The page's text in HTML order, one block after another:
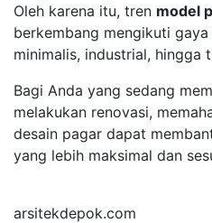
Oleh karena itu, tren model
berkembang mengikuti
minimalis, industrial, hingga
Bagi Anda yang sedang
melakukan renovasi,
desain pagar dapat
yang lebih maksimal dan
arsitekdepok.com